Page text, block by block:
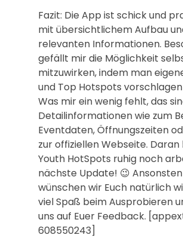
Fazit: Die App ist schick und
mit übersichtlichem Aufbau
relevanten Informationen.
gefällt mir die Möglichkeit
mitzuwirken, indem man
und Top Hotspots
Was mir ein wenig fehlt, das
Detailinformationen wie zum
Eventdaten, Öffnungszeiten
zur offiziellen Webseite. Daran
Youth HotSpots ruhig noch
nächste Update! 😉 Ansonsten
wünschen wir Euch natürlich
viel Spaß beim Ausprobieren
uns auf Euer Feedback.
608550243]